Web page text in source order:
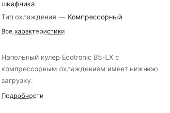
шкафчика
Тип охлаждения — Компрессорный
Все характеристики
Напольный кулер Ecotronic B5-LX с
компрессорным охлаждением имеет нижнюю
загрузку.
Подробности